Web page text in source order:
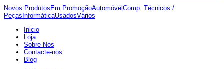
Novos Produtos Em PromoçãoAutomóvel Comp. Técnicos /
Peças InformáticaUsadosVários
Inicio
Loja
Sobre Nós
Contacte-nos
Blog